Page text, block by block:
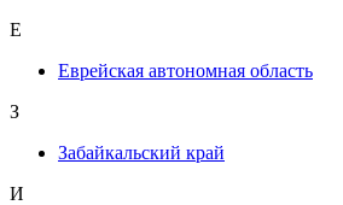
Е
Еврейская автономная область
З
Забайкальский край
И